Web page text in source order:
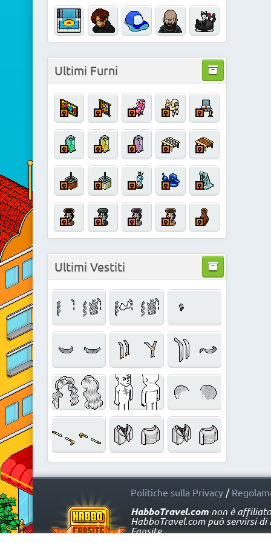
Ultimi Furni
Ultimi Vestiti
Politiche sulla Privacy/
HabboTravel.comnon è
HabboTravel.com può servirsi
Fansite.